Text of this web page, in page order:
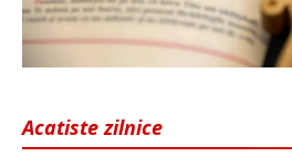
Acatiste zilnice